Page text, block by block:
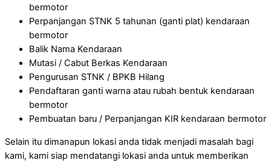
bermotor
Perpanjangan STNK 5 tahunan (ganti plat) kendaraan
bermotor
Balik Nama Kendaraan
Mutasi / Cabut Berkas Kendaraan
Pengurusan STNK / BPKB Hilang
Pendaftaran ganti warna atau rubah bentuk kendaraan
bermotor
Pembuatan baru / Perpanjangan KIR kendaraan bermotor
Selain itu dimanapun lokasi anda tidak menjadi masalah bagi
kami, kami siap mendatangi lokasi anda untuk memberikan